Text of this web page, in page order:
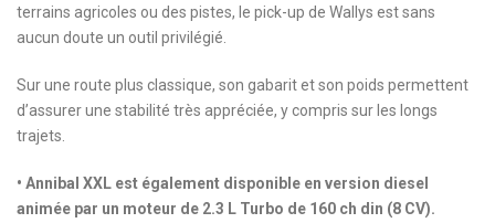
terrains agricoles ou des pistes, le pick-up de Wallys est sans
aucun doute un outil privilégié.
Sur une route plus classique, son gabarit et son poids permettent
d’assurer une stabilité très appréciée, y compris sur les longs
trajets.
• Annibal XXL est également disponible en version diesel
animée par un moteur de 2.3 L Turbo de 160 ch din (8 CV).